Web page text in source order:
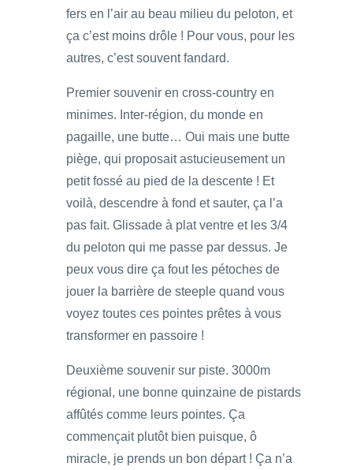
fers en l’air au beau milieu du peloton, et
ça c’est moins drôle ! Pour vous, pour les
autres, c’est souvent fandard.
Premier souvenir en cross-country en
minimes. Inter-région, du monde en
pagaille, une butte… Oui mais une butte
piège, qui proposait astucieusement un
petit fossé au pied de la descente ! Et
voilà, descendre à fond et sauter, ça l’a
pas fait. Glissade à plat ventre et les 3/4
du peloton qui me passe par dessus. Je
peux vous dire ça fout les pétoches de
jouer la barrière de steeple quand vous
voyez toutes ces pointes prêtes à vous
transformer en passoire !
Deuxième souvenir sur piste. 3000m
régional, une bonne quinzaine de pistards
affûtés comme leurs pointes. Ça
commençait plutôt bien puisque, ô
miracle, je prends un bon départ ! Ça n’a